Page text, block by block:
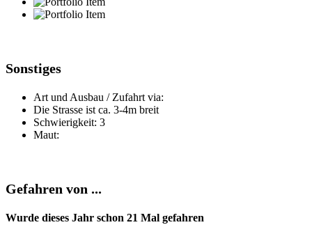
Sonstiges
Art und Ausbau / Zufahrt via:
Die Strasse ist ca. 3-4m breit
Schwierigkeit: 3
Maut:
Gefahren von ...
Wurde dieses Jahr schon 21 Mal gefahren